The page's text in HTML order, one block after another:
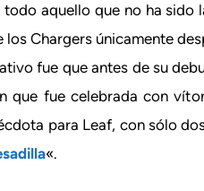
aquello que no ha
Chargers únicamente
fue que antes de su
que fue celebrada con
para Leaf, con sólo
«.